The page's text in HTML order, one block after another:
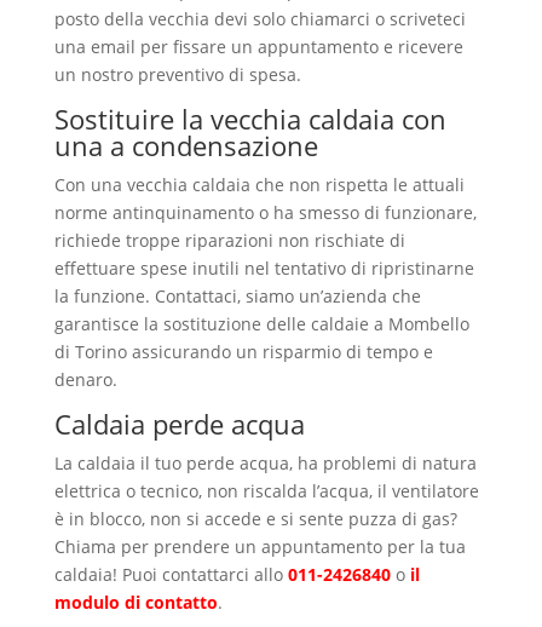
posto della vecchia devi solo chiamarci o scriveteci
una email per fissare un appuntamento e ricevere
un nostro preventivo di spesa.
Sostituire la vecchia caldaia con
una a condensazione
Con una vecchia caldaia che non rispetta le attuali
norme antinquinamento o ha smesso di funzionare,
richiede troppe riparazioni non rischiate di
effettuare spese inutili nel tentativo di ripristinarne
la funzione. Contattaci, siamo un’azienda che
garantisce la sostituzione delle caldaie a Mombello
di Torino assicurando un risparmio di tempo e
denaro.
Caldaia perde acqua
La caldaia il tuo perde acqua, ha problemi di natura
elettrica o tecnico, non riscalda l’acqua, il ventilatore
è in blocco, non si accede e si sente puzza di gas?
Chiama per prendere un appuntamento per la tua
caldaia! Puoi contattarci allo 011-2426840o il
modulo di contatto.